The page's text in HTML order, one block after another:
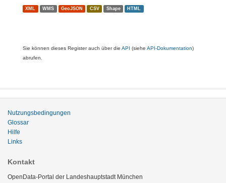
XML WMS GeoJSON CSV Shape HTML
Sie können dieses Register auch über die API (siehe API-Dokumentation)
abrufen.
Nutzungsbedingungen
Glossar
Hilfe
Links
Kontakt
OpenData-Portal der Landeshauptstadt München